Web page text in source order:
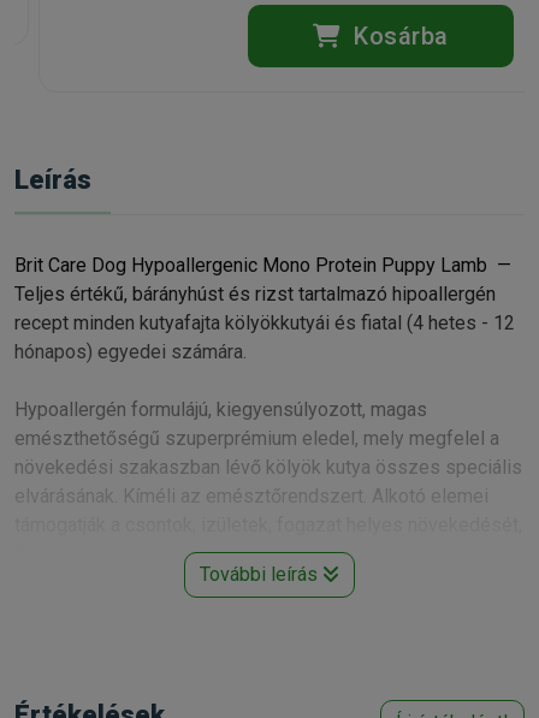
Kosárba
Leírás
Brit Care Dog Hypoallergenic Mono Protein Puppy Lamb —
Teljes értékű, bárányhúst és rizst tartalmazó hipoallergén
recept minden kutyafajta kölyökkutyái és fiatal (4 hetes - 12
hónapos) egyedei számára.
Hypoallergén formulájú, kiegyensúlyozott, magas
emészthetőségű szuperprémium eledel, mely megfelel a
növekedési szakaszban lévő kölyök kutya összes speciális
elvárásának. Kíméli az emésztőrendszert. Alkotó elemei
almapép, hidrolizált élesztő (0,5 % - inozitol- és
További leírás